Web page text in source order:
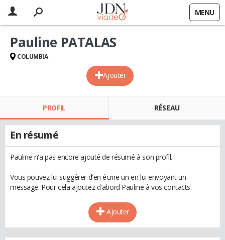
MENU
Ajouter
Pauline PATALAS
COLUMBIA
PROFIL RÉSEAU
En résumé
Pauline n'a pas encore ajouté de résumé à son profil.
Vous pouvez lui suggérer d'en écrire un en lui envoyant un
message. Pour cela ajoutez d'abord Pauline à vos contacts.
Ajouter